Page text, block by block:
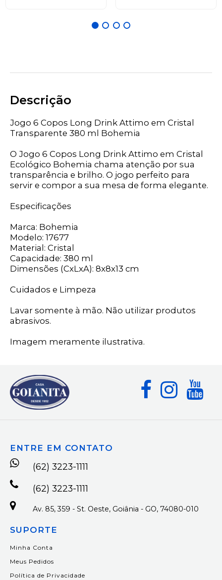
Descrição
Jogo 6 Copos Long Drink Attimo em Cristal
Transparente 380 ml Bohemia
O Jogo 6 Copos Long Drink Attimo em Cristal
Ecológico Bohemia chama atenção por sua
transparência e brilho. O jogo perfeito para
servir e compor a sua mesa de forma elegante.
Especificações
Marca: Bohemia
Modelo: 17677
Material: Cristal
Capacidade: 380 ml
Dimensões (CxLxA): 8x8x13 cm
Cuidados e Limpeza
Lavar somente à mão. Não utilizar produtos
abrasivos.
Imagem meramente ilustrativa.
ENTRE EM CONTATO
(62) 3223-1111
(62) 3223-1111
Av. 85, 359 - St. Oeste, Goiânia - GO, 74080-010
SUPORTE
Minha Conta
Meus Pedidos
Política de Privacidade